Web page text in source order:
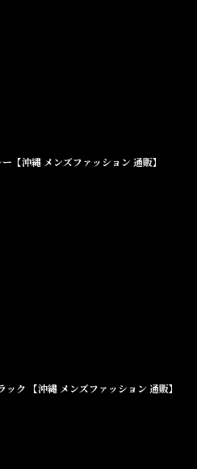
沖縄 メンズファッション 通販】
ク 【沖縄 メンズファッション 通販】